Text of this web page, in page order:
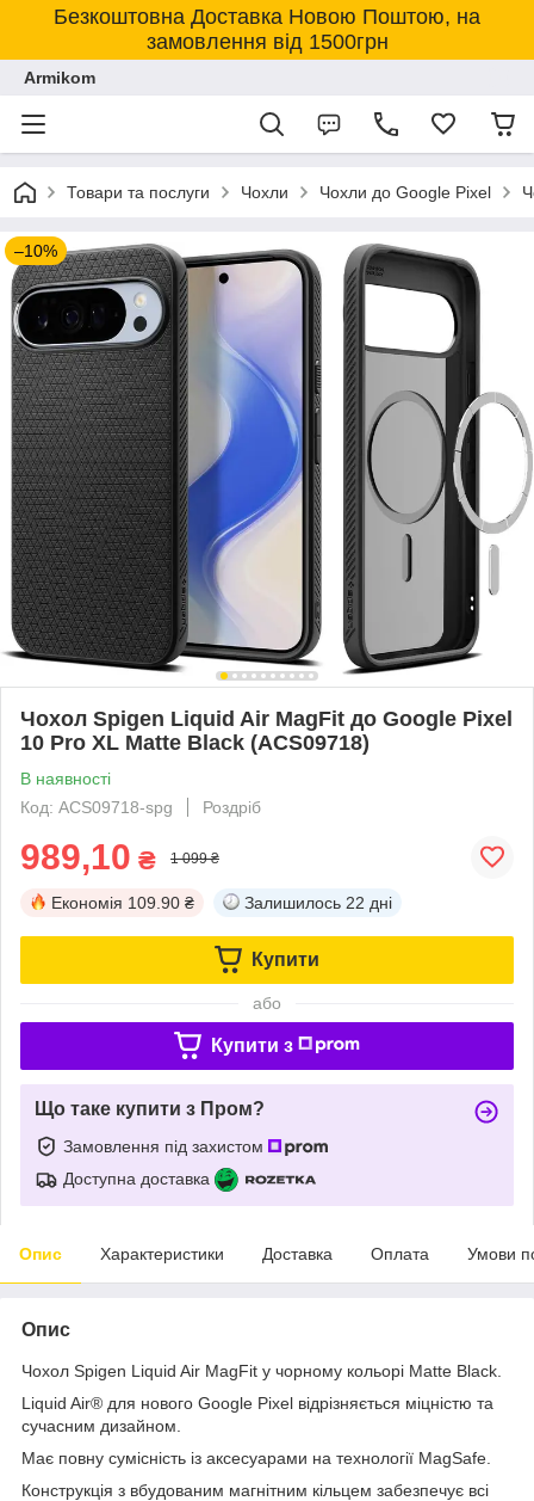
Безкоштовна Доставка Новою Поштою, на
замовлення від 1500грн
Armikom
Товари та послуги Чохли Чохли до Google Pixel
–10%
Чохол Spigen Liquid Air MagFit до Google Pixel
10 Pro XL Matte Black (ACS09718)
В наявності
Код: ACS09718-spg
Роздріб
989,10 ₴ 1 099 ₴
Економія 109.90 ₴ Залишилось 22 дні
Купити
або
Купити з
Що таке купити з Пром?
Замовлення під захистом
Доступна доставка
Опис Характеристики Доставка Оплата Умови
Опис
Чохол Spigen Liquid Air MagFit у чорному кольорі Matte Black.
Liquid Air® для нового Google Pixel відрізняється міцністю та
сучасним дизайном.
Має повну сумісність із аксесуарами на технології MagSafe.
Конструкція з вбудованим магнітним кільцем забезпечує всі